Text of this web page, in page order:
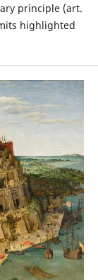
principle (art.
highlighted